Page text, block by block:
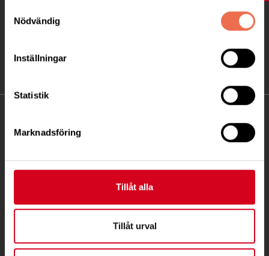
Nödvändig
Inställningar
Statistik
Marknadsföring
Tillåt alla
Tillåt urval
Fatbursgatan 19, 118 28 STOCKHOLM
Postadress:
Samma som besöksadress